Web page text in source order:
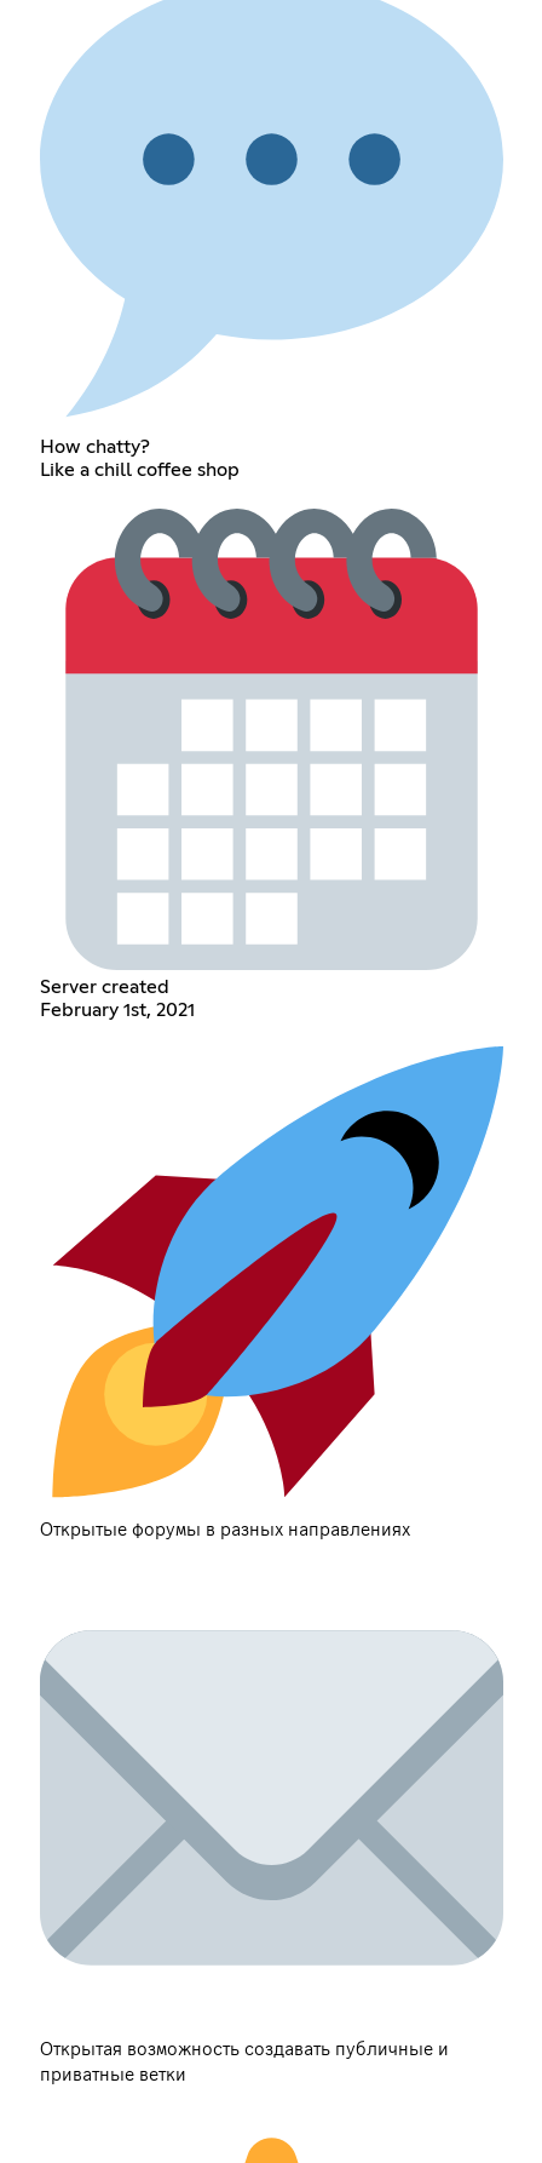
How chatty?
Like a chill coffee shop
Server created
February 1st, 2021
Открытые форумы в разных направлениях
Открытая возможность создавать публичные и
приватные ветки